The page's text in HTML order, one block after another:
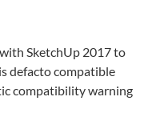
SketchUp 2017 to
defacto compatible
compatibility warning